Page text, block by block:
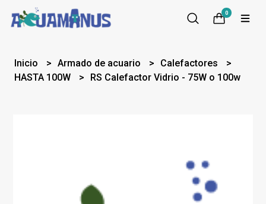
0
Inicio Armado de acuario
Calefactores
HASTA 100W
RS Calefactor Vidrio - 75W o 100w